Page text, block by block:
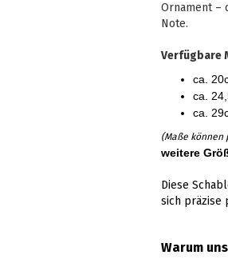
Ornament –
Note.
Verfügbare
ca.
ca.
ca.
(Maße können
weitere
Diese
sich präzise
Warum